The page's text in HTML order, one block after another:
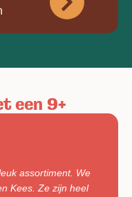
een 9+
assortiment. We
Kees. Ze zijn heel